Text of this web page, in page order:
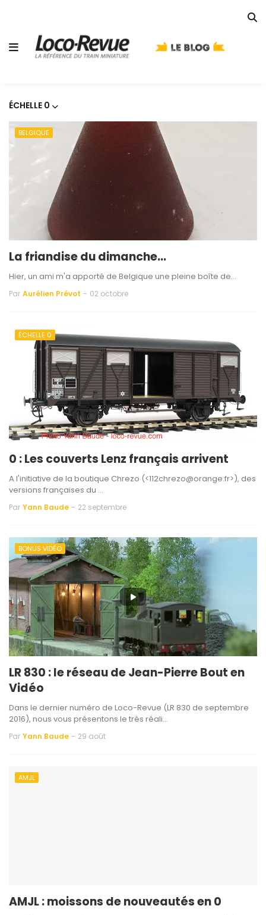
ÉCHELLE 0
BELGIQUE
La friandise du dimanche...
Hier, un ami m'a apporté de Belgique une pleine boîte de...
Par Aurélien Prévot - 02 octobre
ÉCHELLE 0
0 : Les couverts Lenz français arrivent
A l'initiative de la boutique Chrezo (<112chrezo@orange.fr>), des
versions françaises du …
Par Yann Baude - 22 septembre
BONUS VIDÉO
LR 830 : le réseau de Jean-Pierre Bout en
Vidéo
Dans le dernier numéro de Loco-Revue (LR 830 de septembre
2016), nous vous présentons le très réali…
Par Yann Baude - 29 août
AMJL
AMJL : moissons de nouveautés en 0